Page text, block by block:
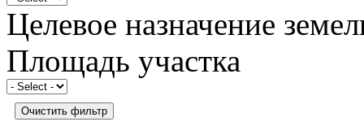
Целевое назначение
Площадь участка